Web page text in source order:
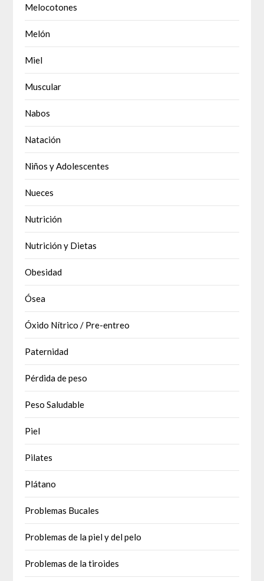
Melocotones
Melón
Miel
Muscular
Nabos
Natación
Niños y Adolescentes
Nueces
Nutrición
Nutrición y Dietas
Obesidad
Ósea
Óxido Nítrico / Pre-entreo
Paternidad
Pérdida de peso
Peso Saludable
Piel
Pilates
Plátano
Problemas Bucales
Problemas de la piel y del pelo
Problemas de la tiroides